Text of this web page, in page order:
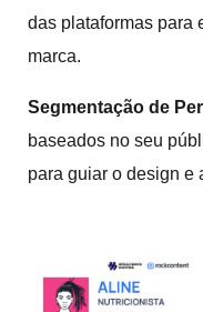
das plataformas para
marca.
Segmentação de
baseados no seu
para guiar o design e